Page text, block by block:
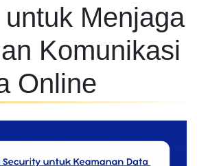
Menjaga
Komunikasi
Online